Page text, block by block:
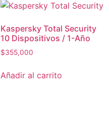
Kaspersky Total Security
10 Dispositivos / 1-Año
$355,000
Añadir al carrito